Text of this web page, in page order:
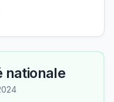
nationale